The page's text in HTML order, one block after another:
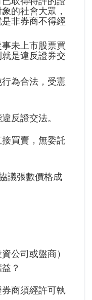
的社會大眾，
非券商不得經
未上市股票買
是違反證券交
為合法，受憲
反證交法。
買賣，無委託
議張數價格成
公司或盤商）
？
商須經許可執